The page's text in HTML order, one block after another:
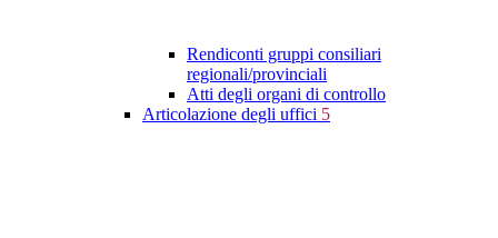
Rendiconti gruppi consiliari
regionali/provinciali
Atti degli organi di controllo
Articolazione degli uffici 5